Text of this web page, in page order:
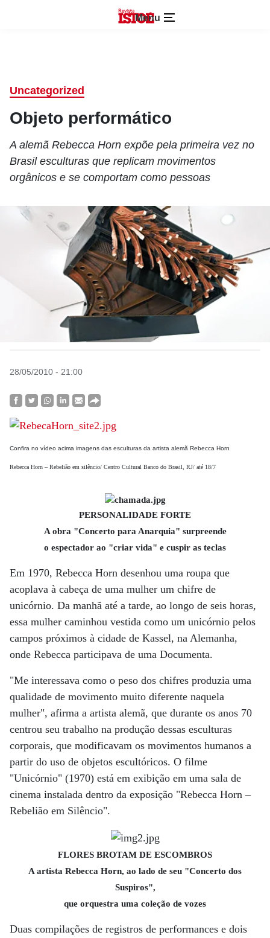
Menu
Uncategorized
Objeto performático
A alemã Rebecca Horn expõe pela primeira vez no
Brasil esculturas que replicam movimentos
orgânicos e se comportam como pessoas
28/05/2010 - 21:00
Confira no vídeo acima imagens das esculturas da artista alemã Rebecca Horn
Rebecca Horn – Rebelião em silêncio/ Centro Cultural Banco do Brasil, RJ/ até 18/7
PERSONALIDADE FORTE
A obra "Concerto para Anarquia" surpreende
o espectador ao "criar vida" e cuspir as teclas
Em 1970, Rebecca Horn desenhou uma roupa que
acoplava à cabeça de uma mulher um chifre de
unicórnio. Da manhã até a tarde, ao longo de seis horas,
essa mulher caminhou vestida como um unicórnio pelos
campos próximos à cidade de Kassel, na Alemanha,
onde Rebecca participava de uma Documenta.
"Me interessava como o peso dos chifres produzia uma
qualidade de movimento muito diferente naquela
mulher", afirma a artista alemã, que durante os anos 70
centrou seu trabalho na produção dessas esculturas
corporais, que modificavam os movimentos humanos a
partir do uso de objetos escultóricos. O filme
"Unicórnio" (1970) está em exibição em uma sala de
cinema instalada dentro da exposição "Rebecca Horn –
Rebelião em Silêncio".
FLORES BROTAM DE ESCOMBROS
A artista Rebecca Horn, ao lado de seu "Concerto dos
Suspiros",
que orquestra uma coleção de vozes
Duas compilações de registros de performances e dois